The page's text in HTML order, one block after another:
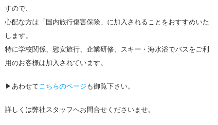
すので、
心配な方は「国内旅行傷害保険」に加入されることをおすすめいた
します。
特に学校関係、慰安旅行、企業研修、スキー・海水浴でバスをご利
用のお客様は加入されています。
▶︎あわせてこちらのページも御覧下さい。
詳しくは弊社スタッフへお問合せくださいませ。